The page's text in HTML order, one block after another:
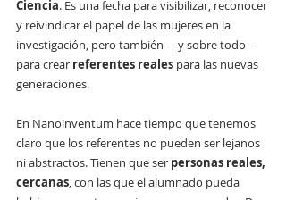
Ciencia. Es una fecha para visibilizar, reconocer
y reivindicar el papel de las mujeres en la
investigación, pero también —y sobre todo—
para crear referentes reales para las nuevas
generaciones.
En Nanoinventum hace tiempo que tenemos
claro que los referentes no pueden ser lejanos
ni abstractos. Tienen que ser personas reales,
cercanas, con las que el alumnado pueda